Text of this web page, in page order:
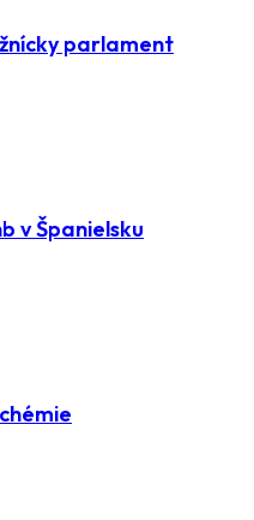
parlament
v Španielsku